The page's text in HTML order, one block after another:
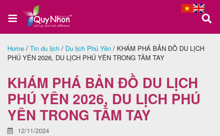
Trang
Tour
Quy
Home / Tin du lịch / Du lịch Phú Yên / KHÁM PHÁ BẢN ĐỒ DU LỊCH
PHÚ YÊN 2026, DU LỊCH PHÚ YÊN TRONG TẦM TAY
KHÁM PHÁ BẢN ĐỒ DU LỊCH
PHÚ YÊN 2026, DU LỊCH PHÚ
YÊN TRONG TẦM TAY
12/11/2024